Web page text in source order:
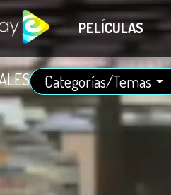
PELÍCULAS
Categorías/Temas